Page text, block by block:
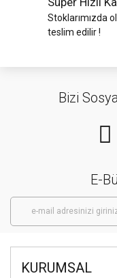
Stoklarımızda
teslim edilir !
Bizi
E-
KURUMSAL